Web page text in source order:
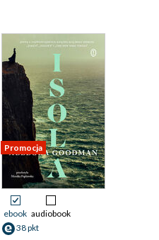
Promocja
ebook audiobook
38 pkt